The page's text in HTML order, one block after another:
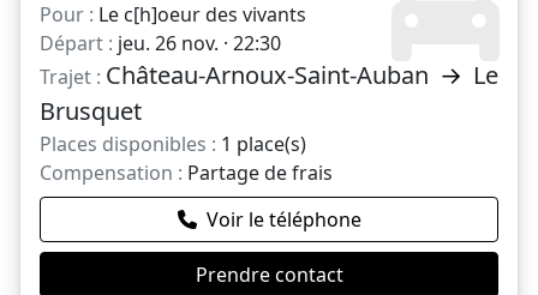
Pour : Le c[h]oeur des vivants
Départ : jeu. 26 nov. · 22:30
Trajet : Château-Arnoux-Saint-Auban → Le
Brusquet
Places disponibles : 1 place(s)
Compensation : Partage de frais
Voir le téléphone
Prendre contact